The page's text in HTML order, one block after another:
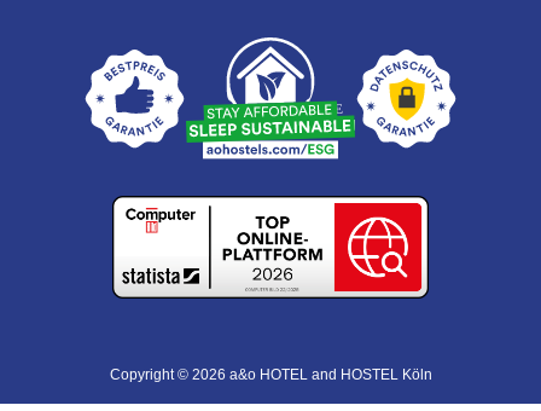
Copyright © 2026 a&o HOTEL and HOSTEL Köln